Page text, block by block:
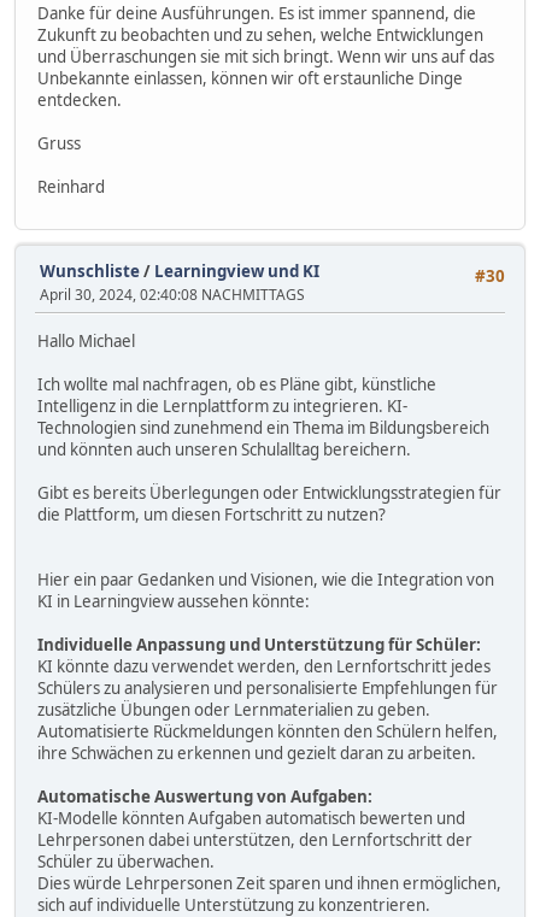
Danke für deine Ausführungen. Es ist immer spannend, die
Zukunft zu beobachten und zu sehen, welche Entwicklungen
und Überraschungen sie mit sich bringt. Wenn wir uns auf das
Unbekannte einlassen, können wir oft erstaunliche Dinge
entdecken.
Gruss
Reinhard
#30
Wunschliste/ Learningview und KI
April 30, 2024, 02:40:08 NACHMITTAGS
Hallo Michael
Ich wollte mal nachfragen, ob es Pläne gibt, künstliche
Intelligenz in die Lernplattform zu integrieren. KI-
Technologien sind zunehmend ein Thema im Bildungsbereich
und könnten auch unseren Schulalltag bereichern.
Gibt es bereits Überlegungen oder Entwicklungsstrategien für
die Plattform, um diesen Fortschritt zu nutzen?
Hier ein paar Gedanken und Visionen, wie die Integration von
KI in Learningview aussehen könnte:
Individuelle Anpassung und Unterstützung für Schüler:
KI könnte dazu verwendet werden, den Lernfortschritt jedes
Schülers zu analysieren und personalisierte Empfehlungen für
zusätzliche Übungen oder Lernmaterialien zu geben.
Automatisierte Rückmeldungen könnten den Schülern helfen,
ihre Schwächen zu erkennen und gezielt daran zu arbeiten.
Automatische Auswertung von Aufgaben:
KI-Modelle könnten Aufgaben automatisch bewerten und
Lehrpersonen dabei unterstützen, den Lernfortschritt der
Schüler zu überwachen.
Dies würde Lehrpersonen Zeit sparen und ihnen ermöglichen,
sich auf individuelle Unterstützung zu konzentrieren.